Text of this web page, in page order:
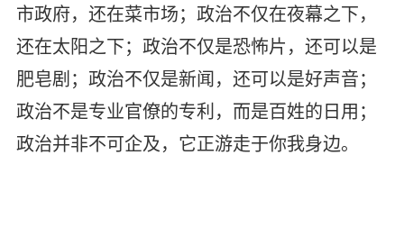
市政府，还在菜市场；政治不仅在夜幕之下，
还在太阳之下；政治不仅是恐怖片，还可以是
肥皂剧；政治不仅是新闻，还可以是好声音；
政治不是专业官僚的专利，而是百姓的日用；
政治并非不可企及，它正游走于你我身边。